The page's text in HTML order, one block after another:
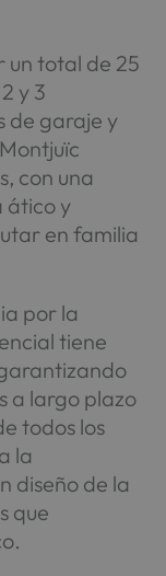
total de 25
y 3
de garaje y
con una
ático y
en familia
por la
tiene
a largo plazo
todos los
la
diseño de la
que